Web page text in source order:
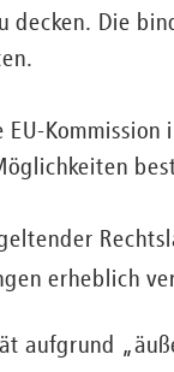
decken. Die
EU-
erheblich
aufgrund